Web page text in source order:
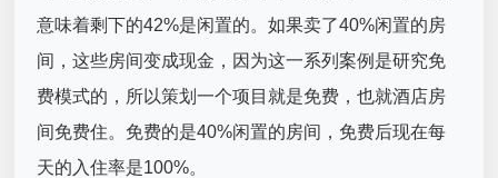
意味着剩下的42%是闲置的。如果卖了40%闲置的房
间，这些房间变成现金，因为这一系列案例是研究免
费模式的，所以策划一个项目就是免费，也就酒店房
间免费住。免费的是40%闲置的房间，免费后现在每
天的入住率是100%。